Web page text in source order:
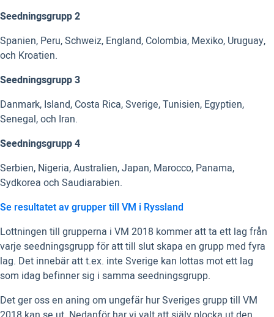
Seedningsgrupp 2
Spanien, Peru, Schweiz, England, Colombia, Mexiko, Uruguay,
och Kroatien.
Seedningsgrupp 3
Danmark, Island, Costa Rica, Sverige, Tunisien, Egyptien,
Senegal, och Iran.
Seedningsgrupp 4
Serbien, Nigeria, Australien, Japan, Marocco, Panama,
Sydkorea och Saudiarabien.
Se resultatet av grupper till VM i Ryssland
Lottningen till grupperna i VM 2018 kommer att ta ett lag från
varje seedningsgrupp för att till slut skapa en grupp med fyra
lag. Det innebär att t.ex. inte Sverige kan lottas mot ett lag
som idag befinner sig i samma seedningsgrupp.
Det ger oss en aning om ungefär hur Sveriges grupp till VM